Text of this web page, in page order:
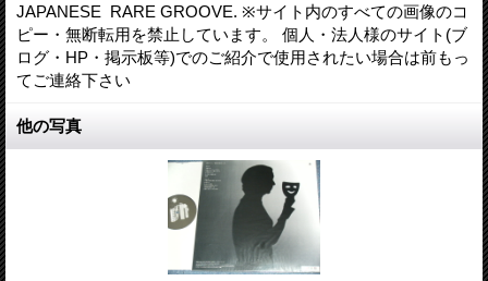
JAPANESE RARE GROOVE. ※サイト内のすべての画像のコ
ピー・無断転用を禁止しています。 個人・法人様のサイト(ブ
ログ・HP・掲示板等)でのご紹介で使用されたい場合は前もっ
てご連絡下さい
他の写真